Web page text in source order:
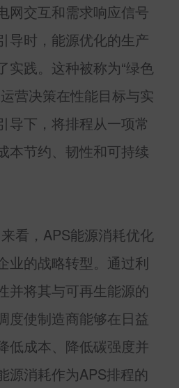
网交互和需求响应信号
时，能源优化的生产
实践。这种被称为“绿色
营决策在性能目标与实
导下，将排程从一项常
本节约、韧性和可持续
看， APS能源消耗优化
业的战略转型。通过利
并将其与可再生能源的
度使制造商能够在日益
低成本、降低碳强度并
源消耗作为APS排程的